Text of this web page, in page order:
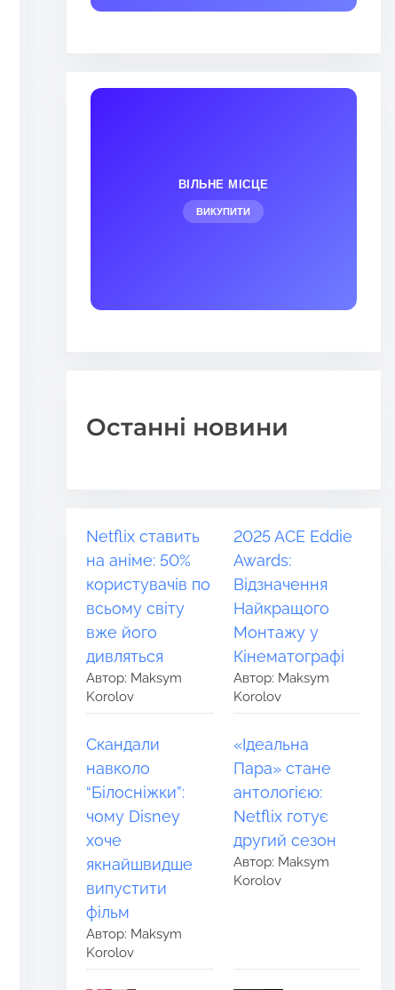
ВІЛЬНЕ МІСЦЕ
ВИКУПИТИ
Останні новини
Netflix ставить
на аніме: 50%
користувачів по
всьому світу
вже його
дивляться
Автор: Maksym
Korolov
2025 ACE Eddie
Awards:
Відзначення
Найкращого
Монтажу у
Кінематографі
Автор: Maksym
Korolov
Скандали
навколо
“Білосніжки”:
чому Disney
хоче
якнайшвидше
випустити
фільм
Автор: Maksym
Korolov
«Ідеальна
Пара» стане
антологією:
Netflix готує
другий сезон
Автор: Maksym
Korolov